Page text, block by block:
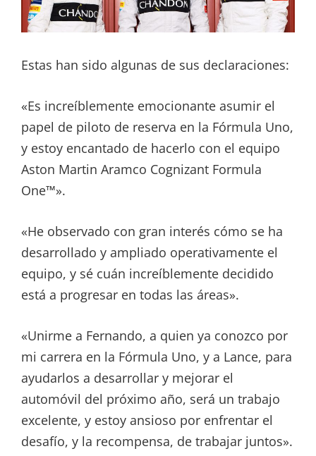
Estas han sido algunas de sus declaraciones:
«Es increíblemente emocionante asumir el
papel de piloto de reserva en la Fórmula Uno,
y estoy encantado de hacerlo con el equipo
Aston Martin Aramco Cognizant Formula
One™».
«He observado con gran interés cómo se ha
desarrollado y ampliado operativamente el
equipo, y sé cuán increíblemente decidido
está a progresar en todas las áreas».
«Unirme a Fernando, a quien ya conozco por
mi carrera en la Fórmula Uno, y a Lance, para
ayudarlos a desarrollar y mejorar el
automóvil del próximo año, será un trabajo
excelente, y estoy ansioso por enfrentar el
desafío, y la recompensa, de trabajar juntos».